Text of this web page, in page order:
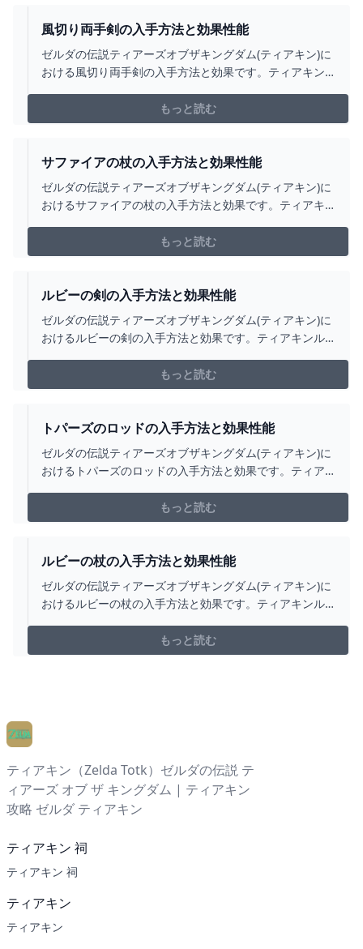
風切り両手剣の入手方法と効果性能
ゼルダの伝説ティアーズオブザキングダム(ティアキン)に
おける風切り両手剣の入手方法と効果です。ティアキン
や攻撃力についても掲載しています。
もっと読む
サファイアの杖の入手方法と効果性能
ゼルダの伝説ティアーズオブザキングダム(ティアキン)に
おけるサファイアの杖の入手方法と効果です。ティアキ
の効果や攻撃力についても掲載しています。
もっと読む
ルビーの剣の入手方法と効果性能
ゼルダの伝説ティアーズオブザキングダム(ティアキン)に
おけるルビーの剣の入手方法と効果です。ティアキンル
力についても掲載しています。
もっと読む
トパーズのロッドの入手方法と効果性能
ゼルダの伝説ティアーズオブザキングダム(ティアキン)に
おけるトパーズのロッドの入手方法と効果です。ティア
ロッドの効果や攻撃力についても掲載しています。
もっと読む
ルビーの杖の入手方法と効果性能
ゼルダの伝説ティアーズオブザキングダム(ティアキン)に
おけるルビーの杖の入手方法と効果です。ティアキンル
力についても掲載しています。
もっと読む
ティアキン（Zelda Totk）ゼルダの伝説 テ
ィアーズ オブ ザ キングダム | ティアキン
攻略 ゼルダ ティアキン
ティアキン 祠
ティアキン 祠
ティアキン
ティアキン